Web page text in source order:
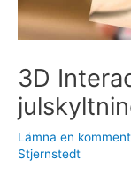
3D
Lämna en
Stjernstedt